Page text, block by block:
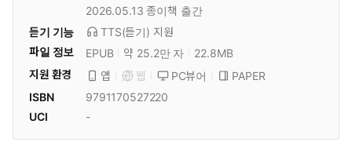
2026.05.13 종이책 출간
듣기 기능
TTS(듣기) 지원
파일 정보
EPUB 약 25.2만 자
22.8MB
지원 환경
앱 웹 PC뷰어
PAPER
ISBN
9791170527220
UCI
-